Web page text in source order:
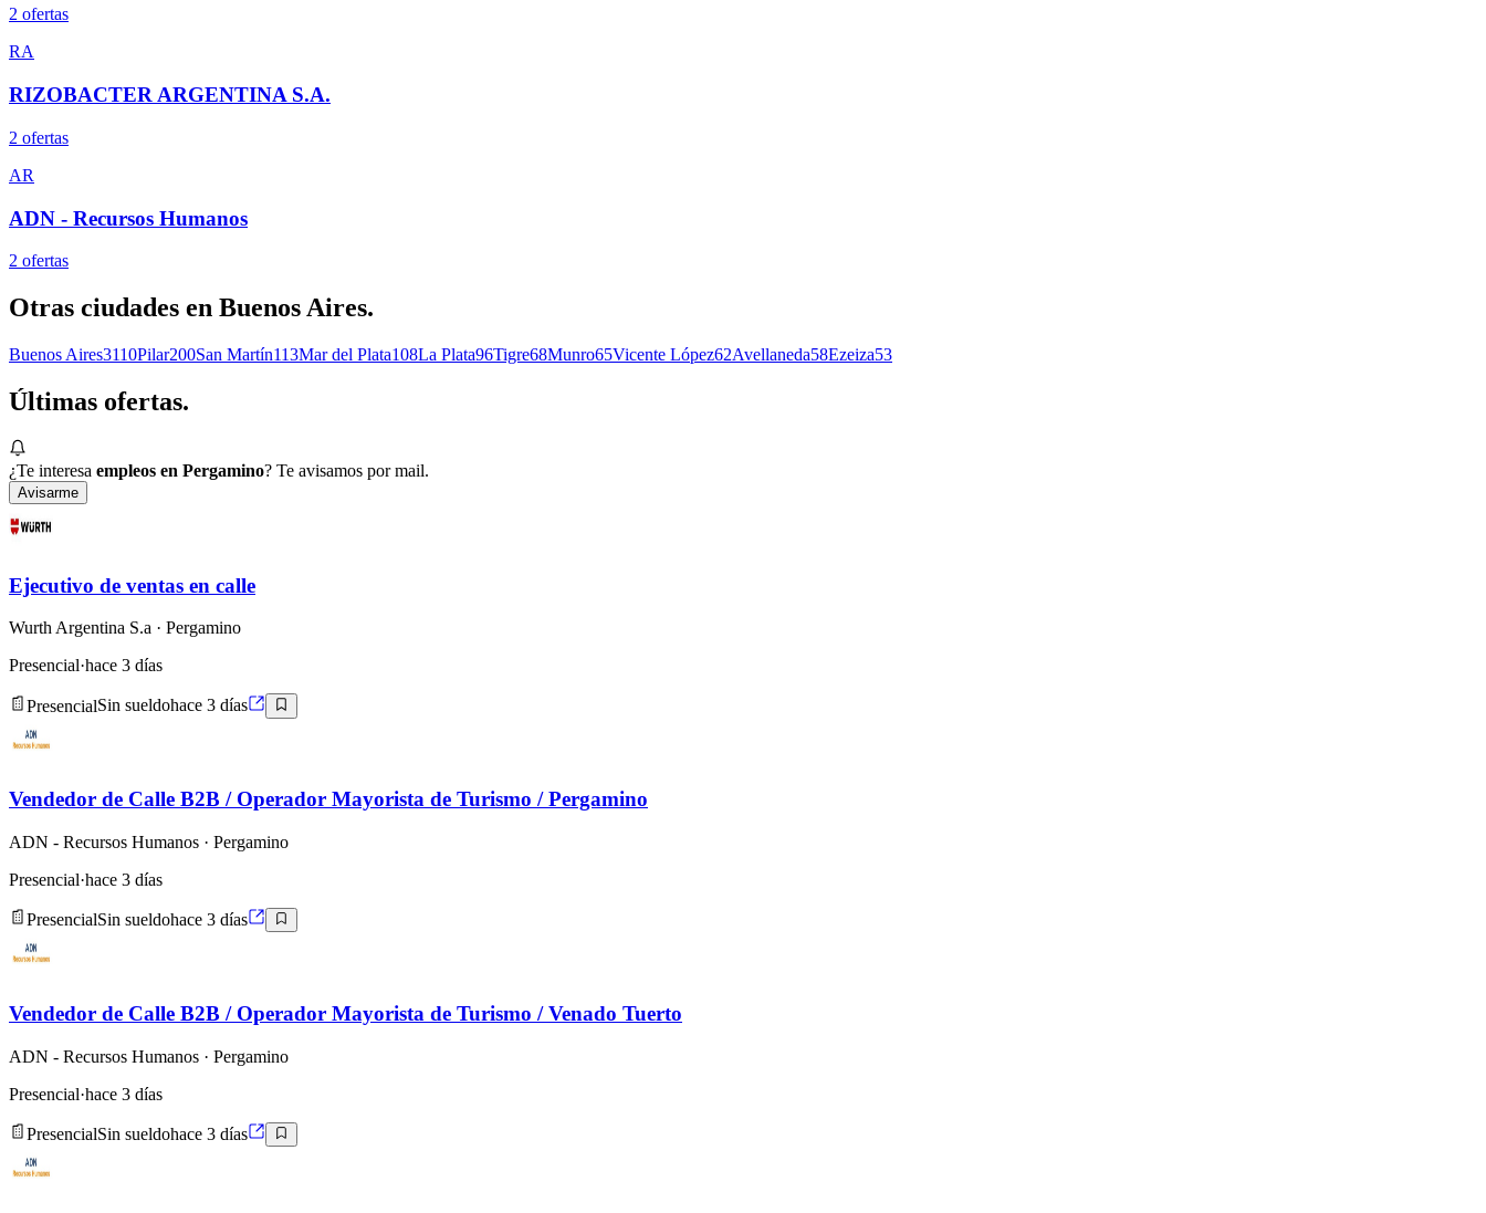
2 ofertas
RA
RIZOBACTER ARGENTINA S.A.
2 ofertas
AR
ADN - Recursos Humanos
2 ofertas
Otras ciudades en Buenos Aires.
Buenos Aires3110Pilar200San Martín113Mar del Plata108La Plata96Tigre68Munro65Vicente López62Avellaneda58Ezeiza53
Últimas ofertas.
¿Te interesa empleos en Pergamino? Te avisamos por mail.
Avisarme
Ejecutivo de ventas en calle
Wurth Argentina S.a · Pergamino
Presencial·hace 3 días
PresencialSin sueldohace 3 días
Vendedor de Calle B2B / Operador Mayorista de Turismo / Pergamino
ADN - Recursos Humanos · Pergamino
Presencial·hace 3 días
PresencialSin sueldohace 3 días
Vendedor de Calle B2B / Operador Mayorista de Turismo / Venado Tuerto
ADN - Recursos Humanos · Pergamino
Presencial·hace 3 días
PresencialSin sueldohace 3 días